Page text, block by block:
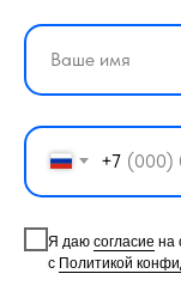
+7
Я даю согласие на
с Политикой